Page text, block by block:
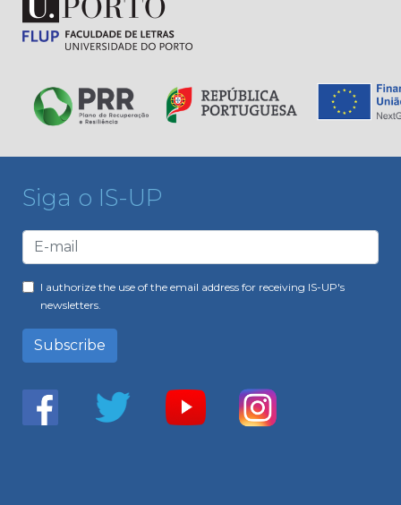
Siga o IS-UP
I authorize the use of the email address for receiving IS-UP's
newsletters.